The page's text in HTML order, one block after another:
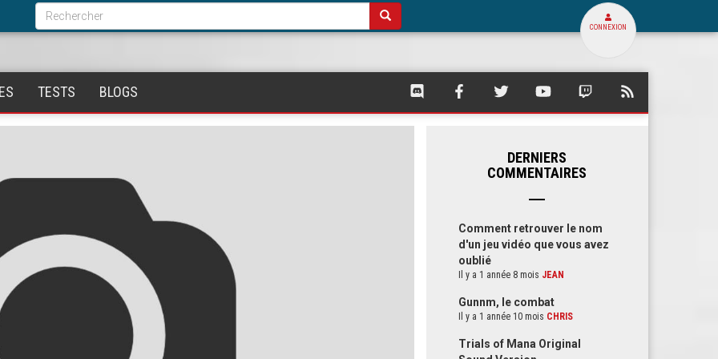
Formulaire
de
recherche
Rechercher
CONNEXION
TESTS BLOGS
SQUARE
SQUARE SQUARE SQUARE SQUARE
DERNIERS
COMMENTAIRES
Comment retrouver le nom
d'un jeu vidéo que vous avez
oublié
Il y a 1 année 8 mois JEAN
Gunnm, le combat
Il y a 1 année 10 mois CHRIS
Trials of Mana Original